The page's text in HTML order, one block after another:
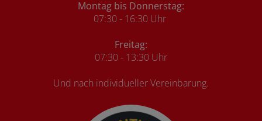
Montag bis Donnerstag:
07:30 - 16:30 Uhr
Freitag:
07:30 - 13:30 Uhr
Und nach individueller Vereinbarung.